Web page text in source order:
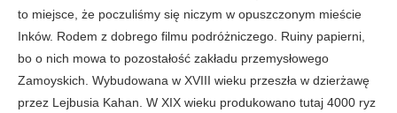
to miejsce, że poczuliśmy się niczym w opuszczonym mieście
Inków. Rodem z dobrego filmu podróżniczego. Ruiny papierni,
bo o nich mowa to pozostałość zakładu przemysłowego
Zamoyskich. Wybudowana w XVIII wieku przeszła w dzierżawę
przez Lejbusia Kahan. W XIX wieku produkowano tutaj 4000 ryz